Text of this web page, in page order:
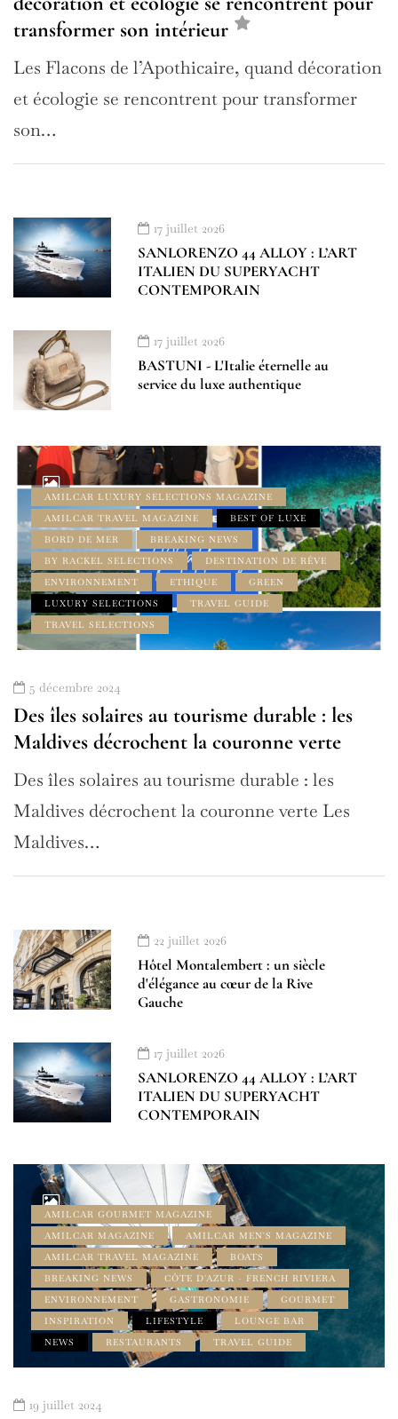
transformer son intérieur
Les Flacons de l’Apothicaire, quand décoration
et écologie se rencontrent pour transformer
son…
17 juillet 2026
SANLORENZO 44 ALLOY : L’ART
ITALIEN DU SUPERYACHT
CONTEMPORAIN
17 juillet 2026
BASTUNI - L'Italie éternelle au
service du luxe authentique
AMILCAR LUXURY SELECTIONS MAGAZINE
AMILCAR TRAVEL MAGAZINE
BEST OF LUXE
BORD DE MER
BREAKING NEWS
BY RACKEL SELECTIONS
DESTINATION DE RÊVE
ENVIRONNEMENT
ETHIQUE
GREEN
LUXURY SELECTIONS
TRAVEL GUIDE
TRAVEL SELECTIONS
5 décembre 2024
Des îles solaires au tourisme durable : les
Maldives décrochent la couronne verte
Des îles solaires au tourisme durable : les
Maldives décrochent la couronne verte Les
Maldives…
22 juillet 2026
Hôtel Montalembert : un siècle
d'élégance au cœur de la Rive
Gauche
17 juillet 2026
SANLORENZO 44 ALLOY : L’ART
ITALIEN DU SUPERYACHT
CONTEMPORAIN
AMILCAR GOURMET MAGAZINE
AMILCAR MAGAZINE
AMILCAR MEN'S MAGAZINE
AMILCAR TRAVEL MAGAZINE
BOATS
BREAKING NEWS
CÔTE D'AZUR - FRENCH RIVIERA
ENVIRONNEMENT
GASTRONOMIE
GOURMET
INSPIRATION
LIFESTYLE
LOUNGE BAR
NEWS
RESTAURANTS TRAVEL GUIDE
19 juillet 2024